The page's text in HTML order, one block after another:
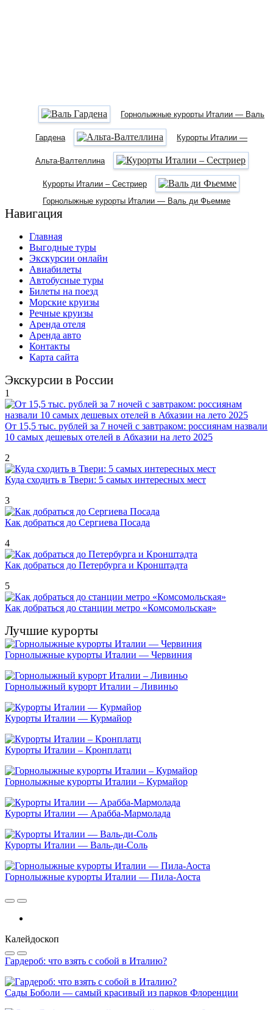
Горнолыжные курорты Италии — Валь
Гардена Курорты Италии —
Альта-Валтеллина
Курорты Италии – Сестриер
Горнолыжные курорты Италии — Валь ди Фьемме
Навигация
Главная
Выгодные туры
Экскурсии онлайн
Авиабилеты
Автобусные туры
Билеты на поезд
Морские круизы
Речные круизы
Аренда отеля
Аренда авто
Контакты
Карта сайта
Экскурсии в России
1
От 15,5 тыс. рублей за 7 ночей с завтраком: россиянам назвали
10 самых дешевых отелей в Абхазии на лето 2025
2
Куда сходить в Твери: 5 самых интересных мест
3
Как добраться до Сергиева Посада
4
Как добраться до Петербурга и Кронштадта
5
Как добраться до станции метро «Комсомольская»
Лучшие курорты
Горнолыжные курорты Италии — Червиния
Горнолыжный курорт Италии – Ливиньо
Курорты Италии — Курмайор
Курорты Италии – Кронплатц
Горнолыжные курорты Италии – Курмайор
Курорты Италии — Арабба-Мармолада
Курорты Италии — Валь-ди-Соль
Горнолыжные курорты Италии — Пила-Аоста
Калейдоскоп
Гардероб: что взять с собой в Италию?
Сады Боболи — самый красивый из парков Флоренции